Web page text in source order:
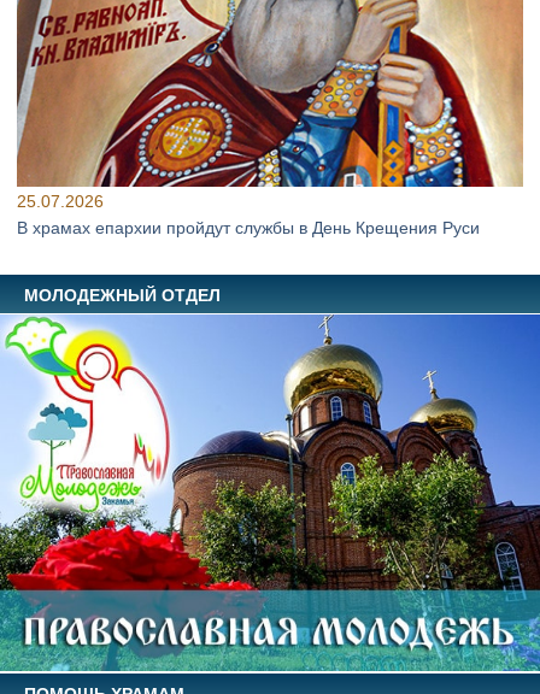
25.07.2026
В храмах епархии пройдут службы в День Крещения Руси
МОЛОДЕЖНЫЙ ОТДЕЛ